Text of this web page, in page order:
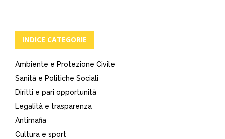
INDICE CATEGORIE
Ambiente e Protezione Civile
Sanità e Politiche Sociali
Diritti e pari opportunità
Legalità e trasparenza
Antimafia
Cultura e sport